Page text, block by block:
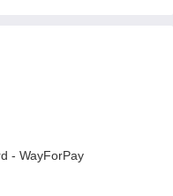
- WayForPay